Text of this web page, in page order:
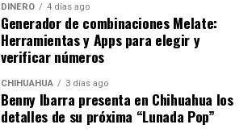
DINERO 4 días ago
Generador de combinaciones Melate:
Herramientas y Apps para elegir y
verificar números
CHIHUAHUA 3 días ago
Benny Ibarra presenta en Chihuahua los
detalles de su próxima “Lunada Pop”